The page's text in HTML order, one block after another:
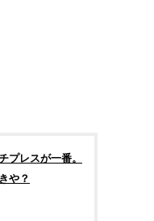
プレスが一番。
や？